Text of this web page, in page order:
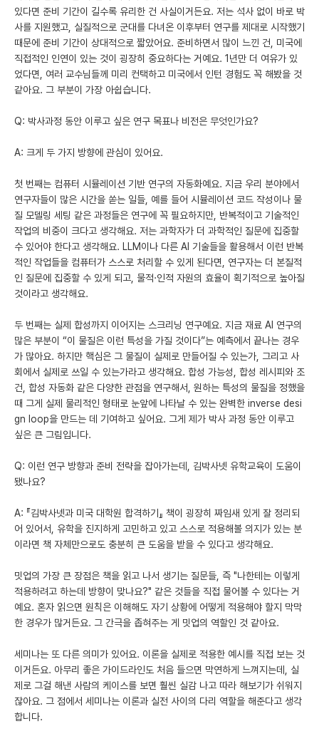
있다면 준비 기간이 길수록 유리한 건 사실이거든요. 저는 석사 없이 바로 박
사를 지원했고, 실질적으로 군대를 다녀온 이후부터 연구를 제대로 시작했기
때문에 준비 기간이 상대적으로 짧았어요. 준비하면서 많이 느낀 건, 미국에
직접적인 인연이 있는 것이 굉장히 중요하다는 거예요. 1년만 더 여유가 있
었다면, 여러 교수님들께 미리 컨택하고 미국에서 인턴 경험도 꼭 해봤을 것
같아요. 그 부분이 가장 아쉽습니다.
Q: 박사과정 동안 이루고 싶은 연구 목표나 비전은 무엇인가요?
A: 크게 두 가지 방향에 관심이 있어요.
첫 번째는 컴퓨터 시뮬레이션 기반 연구의 자동화예요. 지금 우리 분야에서
연구자들이 많은 시간을 쏟는 일들, 예를 들어 시뮬레이션 코드 작성이나 물
질 모델링 세팅 같은 과정들은 연구에 꼭 필요하지만, 반복적이고 기술적인
작업의 비중이 크다고 생각해요. 저는 과학자가 더 과학적인 질문에 집중할
수 있어야 한다고 생각해요. LLM이나 다른 AI 기술들을 활용해서 이런 반복
적인 작업들을 컴퓨터가 스스로 처리할 수 있게 된다면, 연구자는 더 본질적
인 질문에 집중할 수 있게 되고, 물적·인적 자원의 효율이 획기적으로 높아질
것이라고 생각해요.
두 번째는 실제 합성까지 이어지는 스크리닝 연구예요. 지금 재료 AI 연구의
많은 부분이 “이 물질은 이런 특성을 가질 것이다”는 예측에서 끝나는 경우
가 많아요. 하지만 핵심은 그 물질이 실제로 만들어질 수 있는가, 그리고 사
회에서 실제로 쓰일 수 있는가라고 생각해요. 합성 가능성, 합성 레시피와 조
건, 합성 자동화 같은 다양한 관점을 연구해서, 원하는 특성의 물질을 정했을
때 그게 실제 물리적인 형태로 눈앞에 나타날 수 있는 완벽한 inverse desi
gn loop을 만드는 데 기여하고 싶어요. 그게 제가 박사 과정 동안 이루고
싶은 큰 그림입니다.
Q: 이런 연구 방향과 준비 전략을 잡아가는데, 김박사넷 유학교육이 도움이
됐나요?
A: 『김박사넷과 미국 대학원 합격하기』 책이 굉장히 짜임새 있게 잘 정리되
어 있어서, 유학을 진지하게 고민하고 있고 스스로 적용해볼 의지가 있는 분
이라면 책 자체만으로도 충분히 큰 도움을 받을 수 있다고 생각해요.
밋업의 가장 큰 장점은 책을 읽고 나서 생기는 질문들, 즉 "나한테는 이렇게
적용하려고 하는데 방향이 맞나요?" 같은 것들을 직접 물어볼 수 있다는 거
예요. 혼자 읽으면 원칙은 이해해도 자기 상황에 어떻게 적용해야 할지 막막
한 경우가 많거든요. 그 간극을 좁혀주는 게 밋업의 역할인 것 같아요.
세미나는 또 다른 의미가 있어요. 이론을 실제로 적용한 예시를 직접 보는 것
이거든요. 아무리 좋은 가이드라인도 처음 들으면 막연하게 느껴지는데, 실
제로 그걸 해낸 사람의 케이스를 보면 훨씬 실감 나고 따라 해보기가 쉬워지
잖아요. 그 점에서 세미나는 이론과 실전 사이의 다리 역할을 해준다고 생각
합니다.